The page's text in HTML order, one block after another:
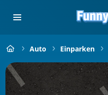
Auto Einparken